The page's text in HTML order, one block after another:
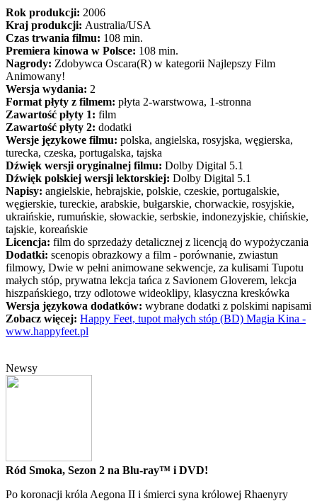
Rok produkcji: 2006
Kraj produkcji: Australia/USA
Czas trwania filmu: 108 min.
Premiera kinowa w Polsce: 108 min.
Nagrody: Zdobywca Oscara(R) w kategorii Najlepszy Film
Animowany!
Wersja wydania: 2
Format płyty z filmem: płyta 2-warstwowa, 1-stronna
Zawartość płyty 1: film
Zawartość płyty 2: dodatki
Wersje językowe filmu: polska, angielska, rosyjska, węgierska,
turecka, czeska, portugalska, tajska
Dźwięk wersji oryginalnej filmu: Dolby Digital 5.1
Dźwięk polskiej wersji lektorskiej: Dolby Digital 5.1
Napisy: angielskie, hebrajskie, polskie, czeskie, portugalskie,
węgierskie, tureckie, arabskie, bułgarskie, chorwackie, rosyjskie,
ukraińskie, rumuńskie, słowackie, serbskie, indonezyjskie, chińskie,
tajskie, koreańskie
Licencja: film do sprzedaży detalicznej z licencją do wypożyczania
Dodatki: scenopis obrazkowy a film - porównanie, zwiastun
filmowy, Dwie w pełni animowane sekwencje, za kulisami Tupotu
małych stóp, prywatna lekcja tańca z Savionem Gloverem, lekcja
hiszpańskiego, trzy odlotowe wideoklipy, klasyczna kreskówka
Wersja językowa dodatków: wybrane dodatki z polskimi napisami
Zobacz więcej: Happy Feet, tupot małych stóp (BD) Magia Kina -
www.happyfeet.pl
Newsy
Ród Smoka, Sezon 2 na Blu-ray™ i DVD!
Po koronacji króla Aegona II i śmierci syna królowej Rhaenyry